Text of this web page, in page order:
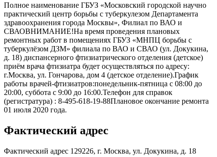
Полное наименование ГБУЗ «Московский городской научно
практический центр борьбы с туберкулезом Департамента
здравоохранения города Москвы», Филиал по ВАО и
СВАОВНИМАНИЕ!На время проведения плановых
ремонтных работ в помещениях ГБУЗ «МНПЦ борьбы с
туберкулёзом ДЗМ» филиала по ВАО и СВАО (ул. Докукина,
д. 18) диспансерного фтизиатрического отделения (детское)
приём врача фтизиатра будет осуществляться по адресу:
г.Москва, ул. Гончарова, дом 4 (детское отделение).График
работы врачей-фтизиатров:понедельник-пятница с 08:00 до
20:00, суббота с 9:00 до 16:00.Телефон для справок
(регистратура) : 8-495-618-19-88Плановое окончание ремонта
01 июля 2020 года.
Фактический адрес
Фактический адрес 129226, г. Москва, ул. Докукина, д. 18